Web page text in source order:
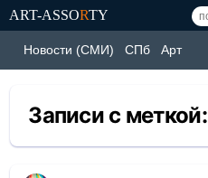
ART-ASSORTY
Новости (СМИ) СПб Арт
Записи с меткой: